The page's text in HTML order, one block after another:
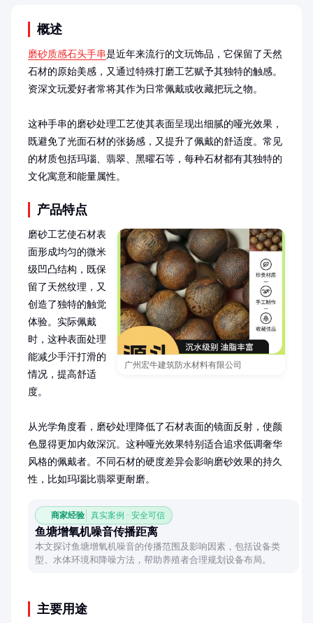
概述
磨砂质感石头手串是近年来流行的文玩饰品，它保留了天然
石材的原始美感，又通过特殊打磨工艺赋予其独特的触感。
资深文玩爱好者常将其作为日常佩戴或收藏把玩之物。
这种手串的磨砂处理工艺使其表面呈现出细腻的哑光效果，
既避免了光面石材的张扬感，又提升了佩戴的舒适度。常见
的材质包括玛瑙、翡翠、黑曜石等，每种石材都有其独特的
文化寓意和能量属性。
产品特点
广州宏牛建筑防水材料有限公司
磨砂工艺使石材表
面形成均匀的微米
级凹凸结构，既保
留了天然纹理，又
创造了独特的触觉
体验。实际佩戴
时，这种表面处理
能减少手汗打滑的
情况，提高舒适
度。
从光学角度看，磨砂处理降低了石材表面的镜面反射，使颜
色显得更加内敛深沉。这种哑光效果特别适合追求低调奢华
风格的佩戴者。不同石材的硬度差异会影响磨砂效果的持久
性，比如玛瑙比翡翠更耐磨。
商家经验 真实案例 · 安全可信
鱼塘增氧机噪音传播距离
本文探讨鱼塘增氧机噪音的传播范围及影响因素，包括设备类
型、水体环境和降噪方法，帮助养殖者合理规划设备布局。
主要用途